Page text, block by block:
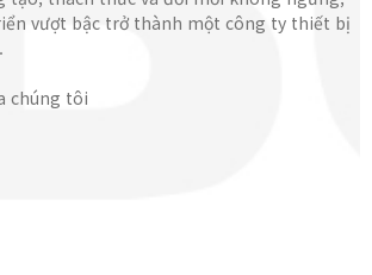
vượt bậc trở thành một công ty thiết bị
chúng tôi